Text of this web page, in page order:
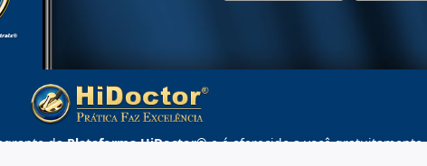
daPlataforma HiDoctor®e é oferecido a você gratuitamente.